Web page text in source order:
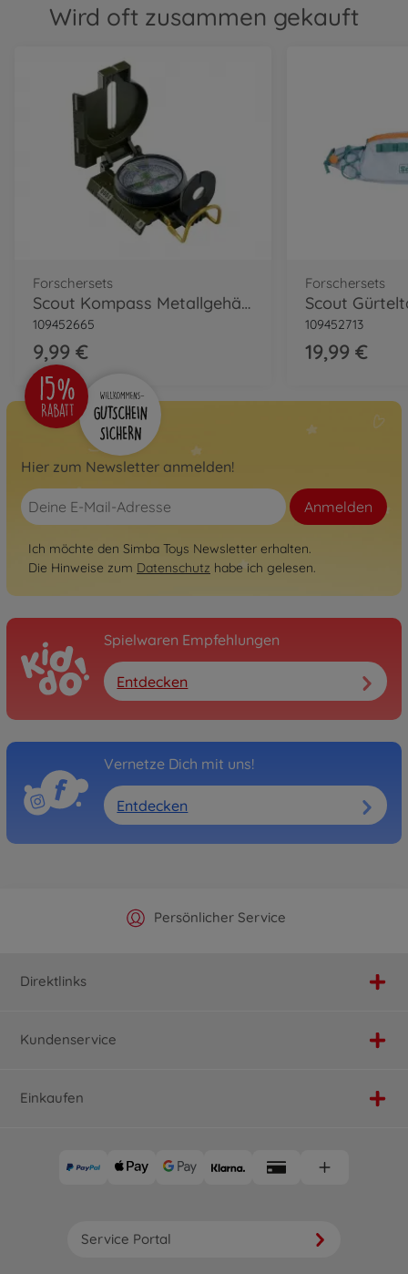
Wird oft zusammen gekauft
Forschersets
Scout Kompass Metallgehäuse
109452665
9,99 €
Forschersets
109452713
19,99 €
Hier zum Newsletter anmelden!
Anmelden
Ich möchte den Simba Toys Newsletter erhalten.
Die Hinweise zum Datenschutz habe ich gelesen.
Spielwaren Empfehlungen
Entdecken
Vernetze Dich mit uns!
Entdecken
Offizieller Hersteller Shop
Persönlicher Service
Versandkostenfrei ab 25€
Schnelle Lieferung
Direktlinks
Kundenservice
Einkaufen
Service Portal